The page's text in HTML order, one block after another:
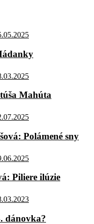
Mahúta
Polámené sny
Piliere ilúzie
dánovka?